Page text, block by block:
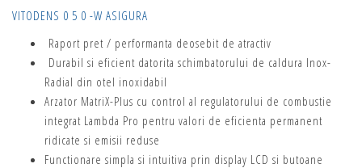
VITODENS 0 5 0 -W ASIGURA
Raport pret / performanta deosebit de atractiv
Durabil si eficient datorita schimbatorului de caldura Inox-
Radial din otel inoxidabil
Arzator MatriX-Plus cu control al regulatorului de combustie
integrat Lambda Pro pentru valori de eficienta permanent
ridicate si emisii reduse
Functionare simpla si intuitiva prin display LCD si butoane